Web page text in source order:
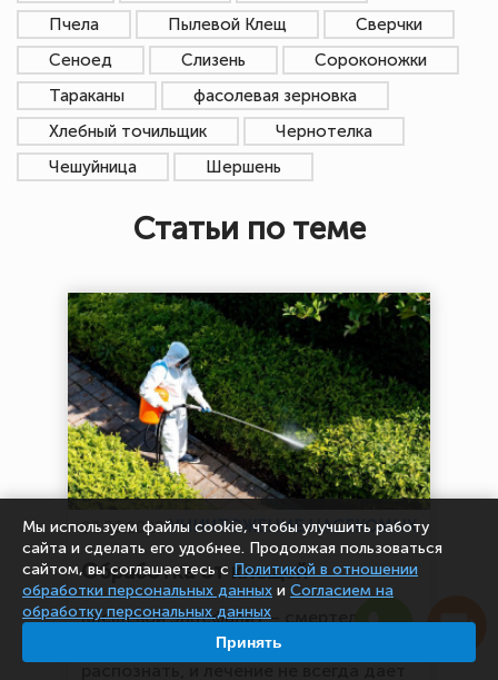
Пчела
Пылевой Клещ
Сверчки
Сеноед
Слизень
Сороконожки
Тараканы
фасолевая зерновка
Хлебный точильщик
Чернотелка
Чешуйница
Шершень
Статьи по теме
03.06.2020 УНИЧТОЖЕНИЕ НАСЕКОМЫХ
Обработка от клещей
Клещевой энцефалит – смертельно
опасное заболевание. Его сложно
Мы используем файлы cookie, чтобы улучшить работу
сайта и сделать его удобнее. Продолжая пользоваться
сайтом, вы соглашаетесь с Политикой в отношении
обработки персональных данных и Согласием на
обработку персональных данных
Принять